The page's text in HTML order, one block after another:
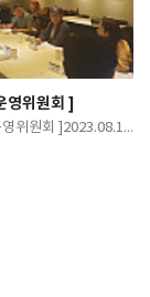
영위원회 ]
[ 2023 제1차 운영위원회 ]2023.08.10. 달개비